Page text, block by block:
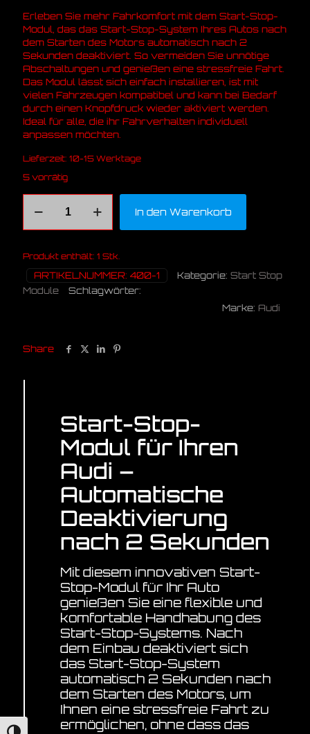
Erleben Sie mehr Fahrkomfort mit dem Start-Stop-
Modul, das das Start-Stop-System Ihres Autos nach
dem Starten des Motors automatisch nach 2
Sekunden deaktiviert. So vermeiden Sie unnötige
Abschaltungen und genießen eine stressfreie Fahrt.
Das Modul lässt sich einfach installieren, ist mit
vielen Fahrzeugen kompatibel und kann bei Bedarf
durch einen Knopfdruck wieder aktiviert werden.
Ideal für alle, die ihr Fahrverhalten individuell
anpassen möchten.
Lieferzeit: 10-15 Werktage
5 vorrätig
A3
Module
In den Warenkorb
Alternative:
Produkt enthält: 1 Stk.
ARTIKELNUMMER: 400-1 Kategorie: Start Stop
Module
Schlagwörter:
Marke: Audi
Share
Start-Stop-
Modul für Ihren
Audi –
Automatische
Deaktivierung
nach 2 Sekunden
Mit diesem innovativen Start-
Stop-Modul für Ihr Auto
genießen Sie eine flexible und
komfortable Handhabung des
Start-Stop-Systems. Nach
dem Einbau deaktiviert sich
das Start-Stop-System
automatisch 2 Sekunden nach
dem Starten des Motors, um
Ihnen eine stressfreie Fahrt zu
ermöglichen, ohne dass das